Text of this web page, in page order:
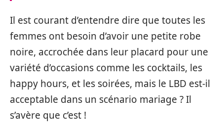
Il est courant d’entendre dire que toutes les
femmes ont besoin d’avoir une petite robe
noire, accrochée dans leur placard pour une
variété d’occasions comme les cocktails, les
happy hours, et les soirées, mais le LBD est-il
acceptable dans un scénario mariage ? Il
s’avère que c’est !